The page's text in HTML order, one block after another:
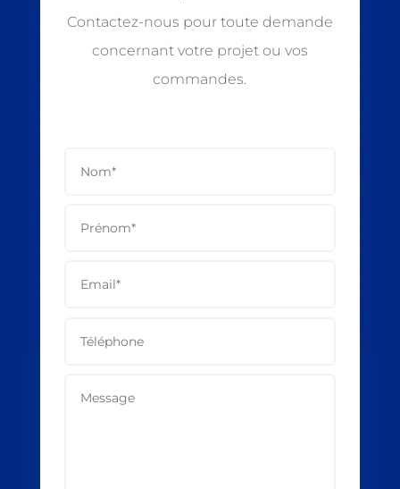
Contactez-nous pour toute demande
concernant votre projet ou vos
commandes.